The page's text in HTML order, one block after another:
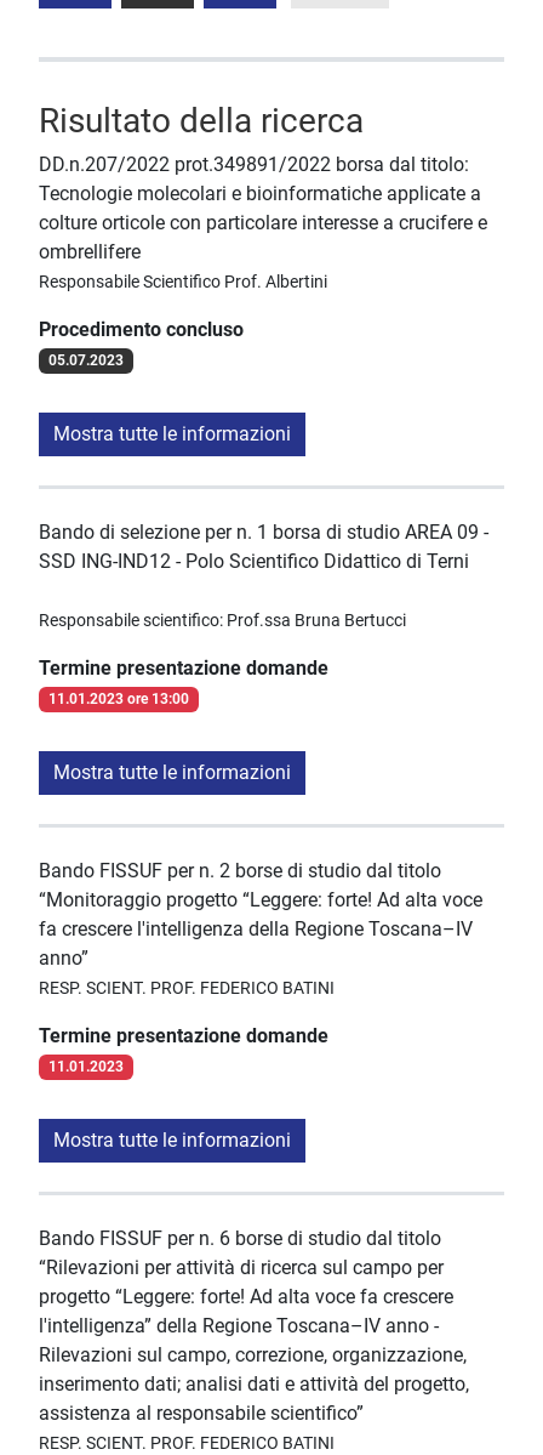
Risultato della ricerca
DD.n.207/2022 prot.349891/2022 borsa dal titolo:
Tecnologie molecolari e bioinformatiche applicate a
colture orticole con particolare interesse a crucifere e
ombrellifere
Responsabile Scientifico Prof. Albertini
Procedimento concluso
05.07.2023
Mostra tutte le informazioni
Bando di selezione per n. 1 borsa di studio AREA 09 -
SSD ING-IND12 - Polo Scientifico Didattico di Terni
Responsabile scientifico: Prof.ssa Bruna Bertucci
Termine presentazione domande
11.01.2023 ore 13:00
Mostra tutte le informazioni
Bando FISSUF per n. 2 borse di studio dal titolo
“Monitoraggio progetto “Leggere: forte! Ad alta voce
fa crescere l'intelligenza della Regione Toscana–IV
anno”
RESP. SCIENT. PROF. FEDERICO BATINI
Termine presentazione domande
11.01.2023
Mostra tutte le informazioni
Bando FISSUF per n. 6 borse di studio dal titolo
“Rilevazioni per attività di ricerca sul campo per
progetto “Leggere: forte! Ad alta voce fa crescere
l'intelligenza” della Regione Toscana–IV anno -
Rilevazioni sul campo, correzione, organizzazione,
inserimento dati; analisi dati e attività del progetto,
assistenza al responsabile scientifico”
RESP. SCIENT. PROF. FEDERICO BATINI